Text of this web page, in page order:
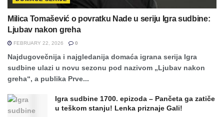
Milica Tomašević o povratku Nade u seriju Igra sudbine:
Ljubav nakon greha
FEBRUARY 22, 2026 0
Najdugovečnija i najgledanija domaća igrana serija Igra
sudbine ulazi u novu sezonu pod nazivom „Ljubav nakon
greha“, a publika Prve...
Igra sudbine 1700. epizoda – Pančeta ga zatiče
u teškom stanju! Lenka priznaje Gali!